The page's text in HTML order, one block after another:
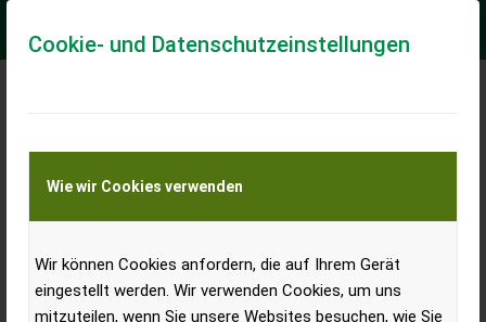
Cookie- und Datenschutzeinstellungen
Wie wir Cookies verwenden
Wir können Cookies anfordern, die auf Ihrem Gerät
eingestellt werden. Wir verwenden Cookies, um uns
mitzuteilen, wenn Sie unsere Websites besuchen, wie Sie